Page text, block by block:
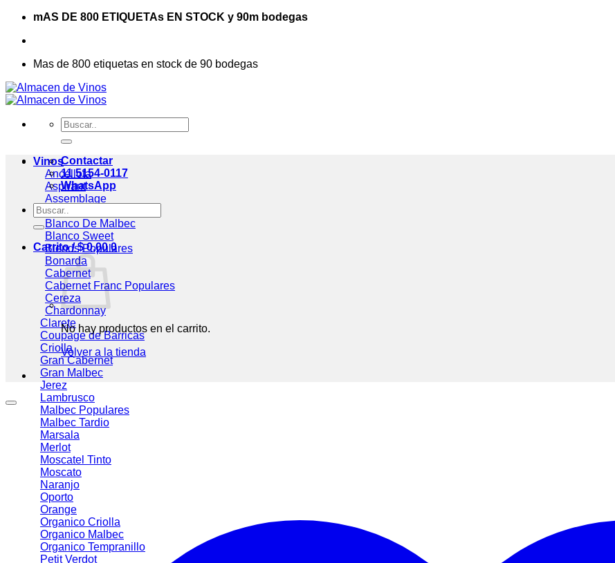
Saltar
contenido
mAS DE 800 ETIQUETAs EN STOCK y 90m bodegas
Mas de 800 etiquetas en stock de 90 bodegas
Buscar
por:
Vinos
Ancellota
Aspirant
Assemblage
Blanc De Blancs
Blanco De Malbec
Blanco Sweet
Blends
Bonarda
Cabernet
Cabernet Franc
Cereza
Chardonnay
Clarete
Coupage de Barricas
Criolla
Gran Cabernet
Gran Malbec
Jerez
Lambrusco
Malbec
Malbec Tardio
Marsala
Merlot
Moscatel Tinto
Moscato
Naranjo
Oporto
Orange
Organico Criolla
Organico Malbec
Organico Tempranillo
Petit Verdot
Contactar
11 5154-0117
WhatsApp
Buscar
por:
Carrito /$0,00 0
No hay productos en el carrito.
Volver a la tienda